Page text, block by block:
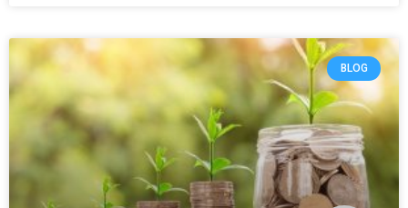
BLOG